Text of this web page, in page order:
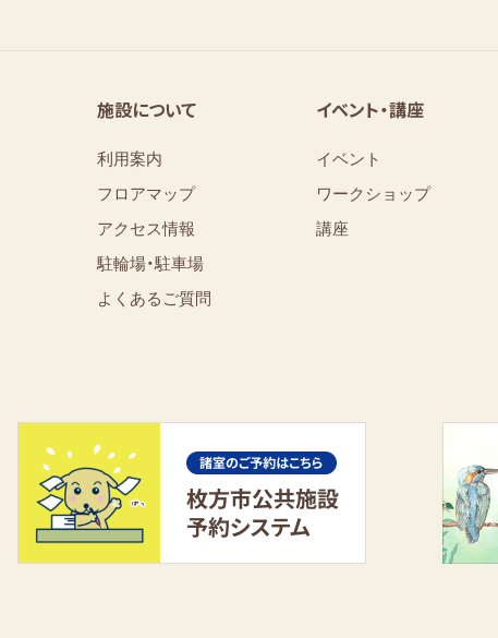
施設について
利用案内
フロアマップ
アクセス情報
駐輪場・駐車場
よくあるご質問
イベント・講座
イベント
ワークショップ
講座